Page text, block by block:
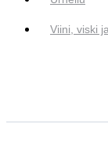
Viini, viski